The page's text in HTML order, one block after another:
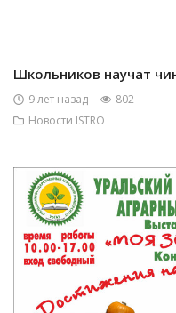
Школьников научат
9 лет назад
802
Новости ISTRO